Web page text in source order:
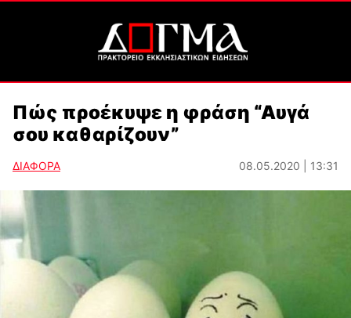
Πώς προέκυψε η φράση “Αυγά
σου καθαρίζουν”
ΔΙΑΦΟΡΑ 08.05.2020 | 13:31